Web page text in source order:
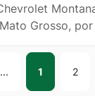
Grosso,
... 1 2